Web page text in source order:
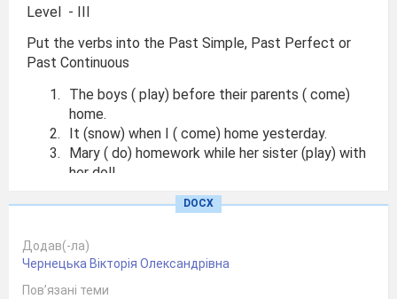
Level - III
Put the verbs into the Past Simple, Past Perfect or
Past Continuous
The boys ( play) before their parents ( come)
home.
It (snow) when I ( come) home yesterday.
Mary ( do) homework while her sister (play) with
her doll.
We (be) tired after we (walk) a long distance.
I (drive ) a car the whole day yesterday.
Level IV Write about the places of interest you
can recommend
DOCX
Додав(-ла)
Чернецька Вікторія Олександрівна
Пов’язані теми